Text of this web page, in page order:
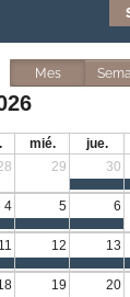
Mes
mié. jue.
29 30
4 5 6
11 12 13
19 20